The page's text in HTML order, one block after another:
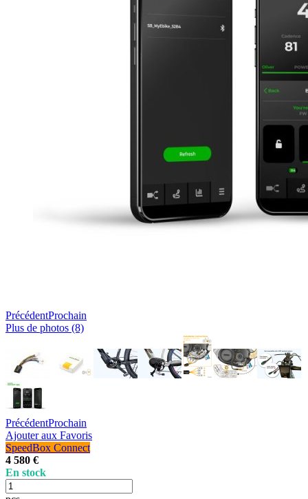
PrécédentProchain
Plus de photos (8)
PrécédentProchain
Ajouter aux Favoris
SpeedBox Connect
4 580 €
En stock